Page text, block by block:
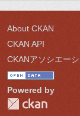
About CKAN
CKAN API
CKANアソシエー
Powered by